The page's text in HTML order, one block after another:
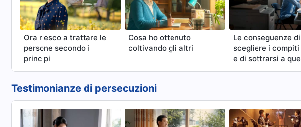
significato della redenzione
dal Signore Gesù? Sebbene
redenti dal Signore Gesù,
ancora per la schiavitù del peccato
spesso commettiamo peccati. In
modo, siamo veramente in grado
essere rapiti direttamente nel
Ora riesco a trattare le
persone secondo i
principi
Cosa ho ottenuto
coltivando gli altri
Le conseguenze di
scegliere i
e di sottrarsi a
Testimonianze di persecuzioni